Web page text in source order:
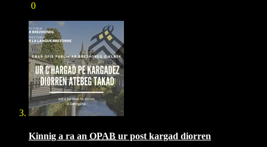
0
Kinnig a ra an OPAB ur post kargad diorren